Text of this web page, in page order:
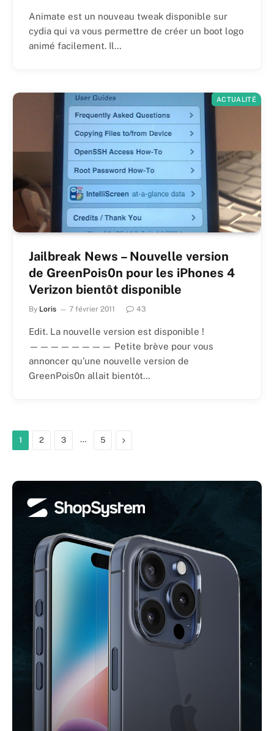
Animate est un nouveau tweak disponible sur
cydia qui va vous permettre de créer un boot logo
animé facilement. Il…
ACTUALITÉ
Jailbreak News – Nouvelle version
de GreenPois0n pour les iPhones 4
Verizon bientôt disponible
By Loris 7 février 2011 43
Edit. La nouvelle version est disponible !
———————— Petite brève pour vous
annoncer qu’une nouvelle version de
GreenPois0n allait bientôt…
1 2 3 … 5 Next